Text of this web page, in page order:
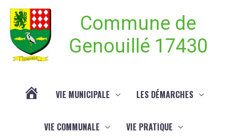
Commune de
Genouillé 17430
VIE MUNICIPALE LES DÉMARCHES
VIE COMMUNALE VIE PRATIQUE